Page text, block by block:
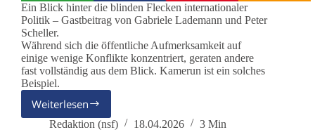
Ein Blick hinter die blinden Flecken internationaler
Politik – Gastbeitrag von Gabriele Lademann und Peter
Scheller.
Während sich die öffentliche Aufmerksamkeit auf
einige wenige Konflikte konzentriert, geraten andere
fast vollständig aus dem Blick. Kamerun ist ein solches
Beispiel.
Weiterlesen
Kamerun
–
Redaktion (nsf) 18.04.2026 3 Min